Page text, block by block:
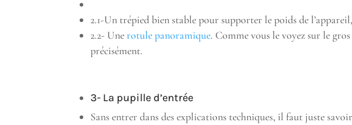
2.1-Un trépied bien stable pour supporter le poids de
2.2- Unerotule panoramique. Comme vous le voyez sur le
précisément.
3- La pupille d’entrée
Sans entrer dans des explications techniques, il faut juste